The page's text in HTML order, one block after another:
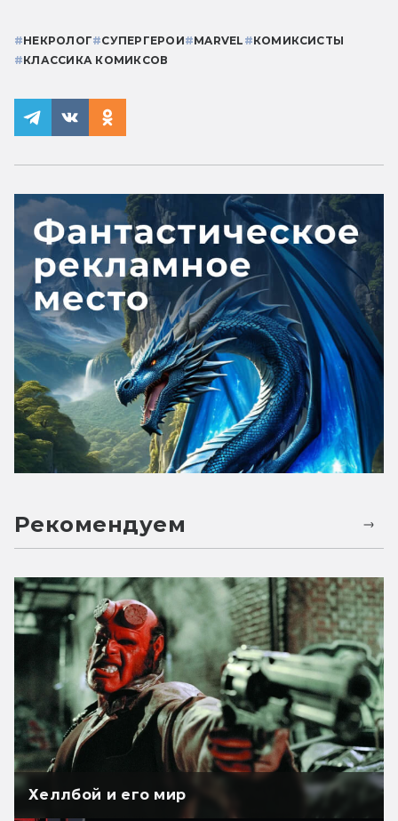
#НЕКРОЛОГ#СУПЕРГЕРОИ#MARVEL #КОМИКСИСТЫ
#КЛАССИКА КОМИКСОВ
Рекомендуем
Хеллбой и его мир